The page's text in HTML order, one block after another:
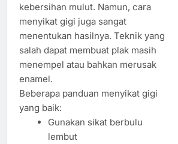
kebersihan mulut. Namun, cara
menyikat gigi juga sangat
menentukan hasilnya. Teknik yang
salah dapat membuat plak masih
menempel atau bahkan merusak
enamel.
Beberapa panduan menyikat gigi
yang baik:
Gunakan sikat berbulu
lembut